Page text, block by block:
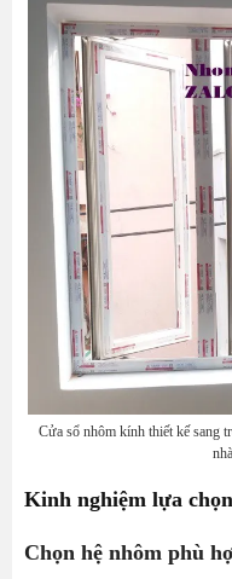
Cửa sổ nhôm kính thiết kế sang
Kinh nghiệm lựa
Chọn hệ nhôm phù